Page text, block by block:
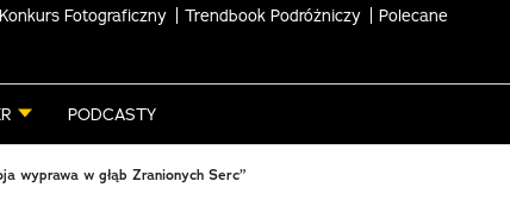
Fotograficzny Trendbook Podróżniczy Polecane
PODCASTY
wyprawa w głąb Zranionych Serc”